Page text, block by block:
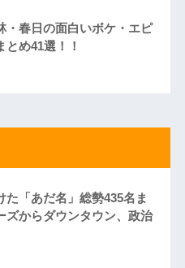
・春日の面白いボケ・エピ
とめ41選！！
た「あだ名」総勢435名ま
ズからダウンタウン、政治